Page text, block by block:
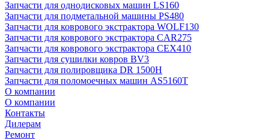
Запчасти для однодисковых машин LS160
Запчасти для подметальной машины PS480
Запчасти для коврового экстрактора WOLF130
Запчасти для коврового экстрактора CAR275
Запчасти для коврового экстрактора CEX410
Запчасти для сушилки ковров BV3
Запчасти для полировщика DR 1500H
Запчасти для поломоечных машин AS5160T
О компании
О компании
Контакты
Дилерам
Ремонт